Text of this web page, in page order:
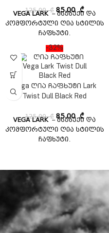
შესანიშნავ მორგებას.
აკმაყოფილებს ISI, DOT
უსაფრთხოების
სტანდარტს.
125,00₾ 85,00₾
VEGA LARK– მსუბუქი და
კომფორტული ღია სტილის
ჩაფხუტი.
-32%
Vega ღია ჩაფხუტი Lark
Twist Dull Black Red
125,00₾ 85,00₾
VEGA LARK– მსუბუქი და
კომფორტული ღია სტილის
ჩაფხუტი.